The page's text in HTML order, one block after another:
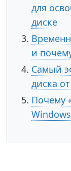
для
диске
и
Самый
диска
Почему
Windows